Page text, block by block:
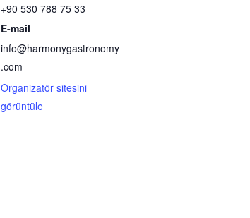
+90 530 788 75 33
E-mail
info@harmonygastronomy
.com
Organizatör sitesini
görüntüle